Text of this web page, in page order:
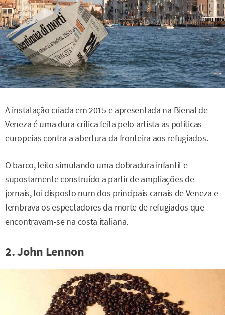
A instalação criada em 2015 e apresentada na Bienal de
Veneza é uma dura crítica feita pelo artista as políticas
europeias contra a abertura da fronteira aos refugiados.
O barco, feito simulando uma dobradura infantil e
supostamente construído a partir de ampliações de
jornais, foi disposto num dos principais canais de Veneza e
lembrava os espectadores da morte de refugiados que
encontravam-se na costa italiana.
2. John Lennon